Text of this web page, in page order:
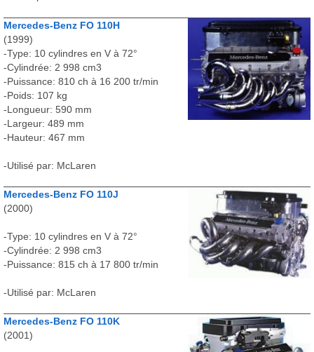
Mercedes-Benz FO 110H
(1999)
-Type: 10 cylindres en V à 72°
-Cylindrée: 2 998 cm3
-Puissance: 810 ch à 16 200 tr/min
-Poids: 107 kg
-Longueur: 590 mm
-Largeur: 489 mm
-Hauteur: 467 mm
-Utilisé par: McLaren
Mercedes-Benz FO 110J
(2000)
-Type: 10 cylindres en V à 72°
-Cylindrée: 2 998 cm3
-Puissance: 815 ch à 17 800 tr/min
-Utilisé par: McLaren
Mercedes-Benz FO 110K
(2001)